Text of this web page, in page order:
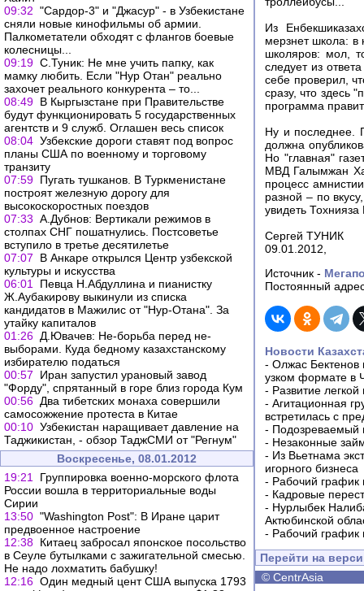
09:32 "Сардор-3" и "Джасур" - в Узбекистане
сняли новые кинофильмы об армии.
Палкометатели обходят с флангов боевые
колесницы...
09:19 С.Туник: Не мне учить папку, как
мамку любить. Если "Нур Отан" реально
захочет реального конкурента – то...
08:49 В Кыргызстане при Правительстве
будут функционировать 5 государственных
агентств и 9 служб. Оглашен весь список
08:04 Узбекские дороги ставят под вопрос
планы США по военному и торговому
транзиту
07:59 Пугать тушканов. В Туркменистане
построят железную дорогу для
высокоскоростных поездов
07:33 А.Дубнов: Вертикали режимов в
столпах СНГ пошатнулись. Постсоветье
вступило в третье десятилетье
07:07
В Анкаре открылся Центр узбекской
культуры и искусства
06:01
Певца Н.Абдуллина и пианистку
Ж.Аубакирову выкинули из списка
кандидатов в Мажилис от "Нур-Отана". За
утайку капиталов
01:26 Д.Ювачев: Не-борьба перед не-
выборами. Куда бедному казахстанскому
избирателю податься
00:57
Иран запустил урановый завод
"Форду", спрятанный в горе близ города Кум
00:56 Два тибетских монаха совершили
самосожжение протеста в Китае
00:10 Узбекистан наращивает давление на
Таджикистан, - обзор ТаджСМИ от "Регнум"
Воскресенье, 08.01.2012
19:21
Группировка военно-морского флота
России вошла в территориальные воды
Сирии
13:50 "Washington Post": В Иране царит
предвоенное настроение
12:38 Китаец забросал японское посольство
в Сеуле бутылками с зажигательной смесью.
Не надо лохматить бабушку!
12:16 Один медный цент США выпуска 1793
Из
мерзнет школа: в
школяров: мол,
следует из
себе проверил,
сразу, что здесь
программа
Ну и последнее.
должна
Но "главная"
МВД Галымжан
процесс
разной – по
увидеть
Сергей ТУНИК
09.01.2012,
Источник -
Постоянный
Новости
- Олжас Бектенов
узком формате в
- Развитие
- Агитационная
встретилась с
- Подозреваемый
- Незаконные
- Из Вьетнама
игорного бизнеса
- Рабочий график
- Кадровые
- Нурлыбек
Актюбинской
- Рабочий график
Перейти на
© CentrAsia